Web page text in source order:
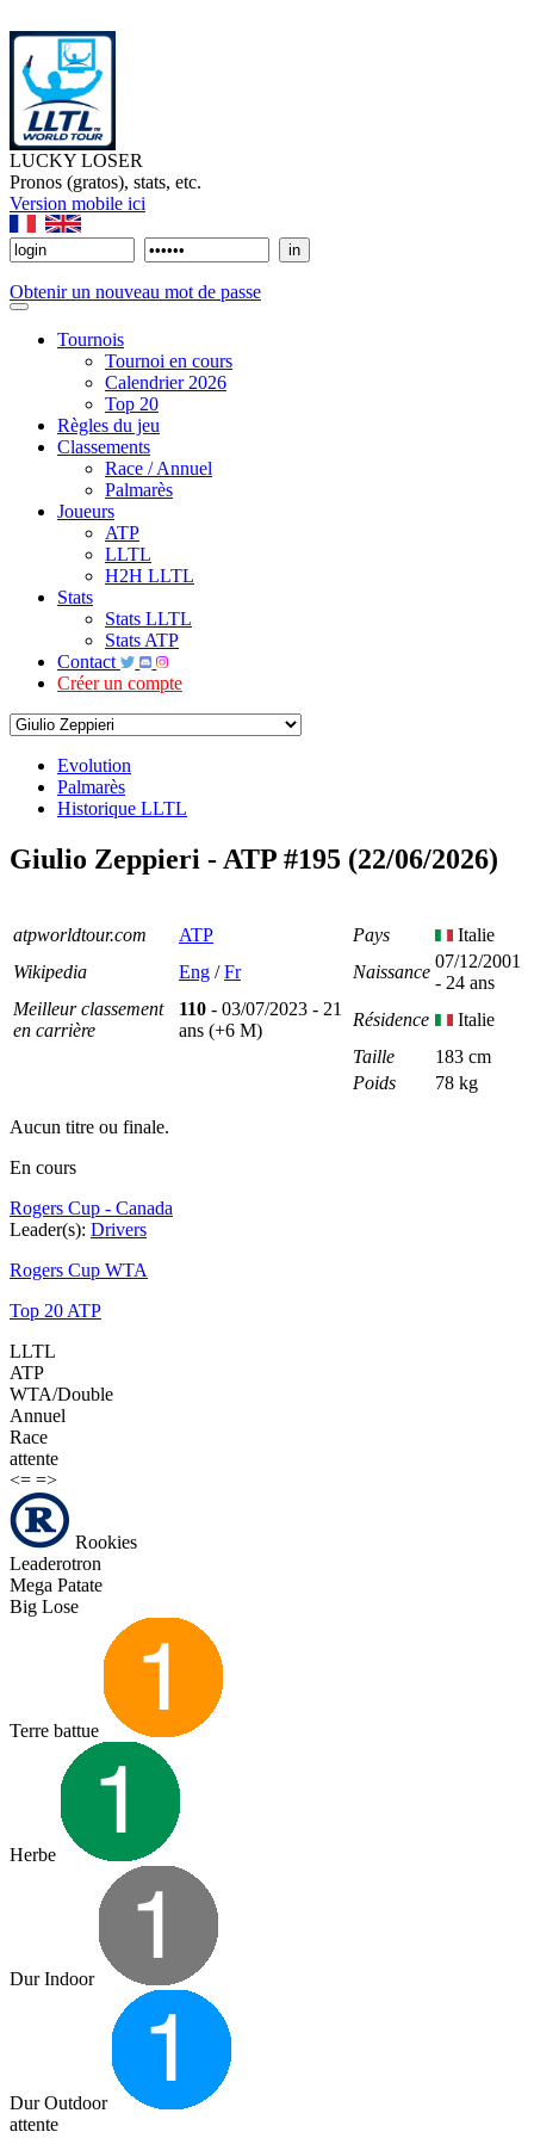
LUCKY LOSER
Pronos (gratos), stats, etc.
Version mobile ici
Obtenir un nouveau mot de passe
Tournois
Tournoi en cours
Calendrier 2026
Top 20
Règles du jeu
Classements
Race / Annuel
Palmarès
Joueurs
ATP
LLTL
H2H LLTL
Stats
Stats LLTL
Stats ATP
Contact
Créer un compte
Evolution
Palmarès
Historique LLTL
Giulio Zeppieri - ATP #195 (22/06/2026)
atpworldtour.com ATP Pays
Italie
Wikipedia
Eng /Fr Naissance
07/12/2001
- 24 ans
Meilleur classement
en carrière
110 - 03/07/2023 - 21
ans (+6 M)
Résidence
Italie
Taille
183 cm
Poids
78 kg
Aucun titre ou finale.
En cours
Rogers Cup - Canada
Leader(s): Drivers
Rogers Cup WTA
Top 20 ATP
LLTL
ATP
WTA/Double
Annuel
Race
attente
<= =>
Rookies
Leaderotron
Mega Patate
Big Lose
Terre battue
Herbe
Dur Indoor
Dur Outdoor
attente